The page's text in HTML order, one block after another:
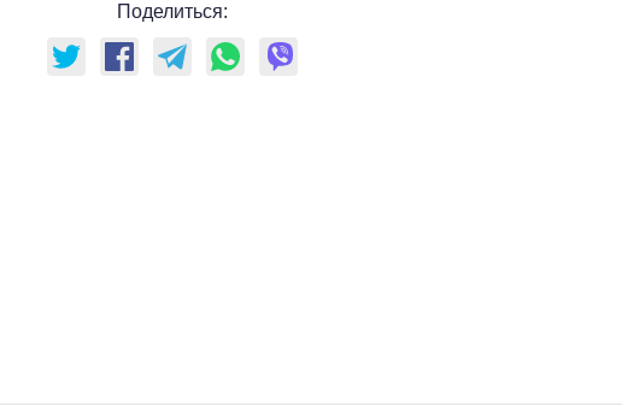
Поделиться: